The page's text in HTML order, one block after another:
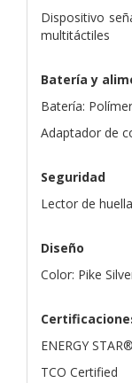
Dispositivo
multitáctiles
Batería y
Batería:
Adaptador de
Seguridad
Lector de
Diseño
Color: Pike
ENERGY STAR®
TCO Certified